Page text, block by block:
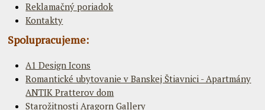
Reklamačný poriadok
Kontakty
Spolupracujeme:
A1 Design Icons
Romantické ubytovanie v Banskej Štiavnici - Apartmány
ANTIK Pratterov dom
Starožitnosti Aragorn Gallery